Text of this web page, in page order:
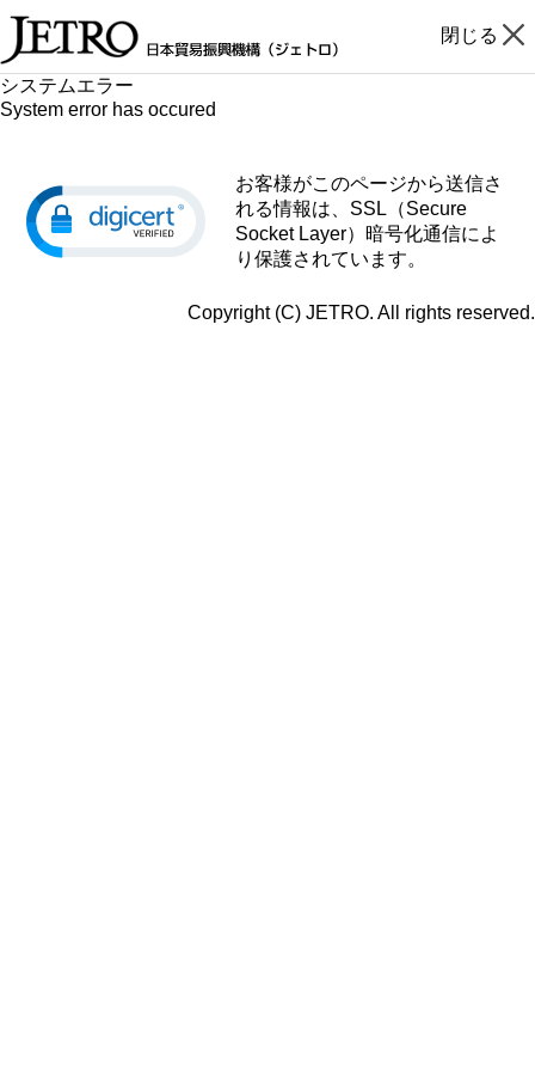
閉じる
システムエラー
System error has occured
お客様がこのページから送信さ
れる情報は、SSL（Secure
Socket Layer）暗号化通信によ
り保護されています。
Copyright (C) JETRO. All rights reserved.